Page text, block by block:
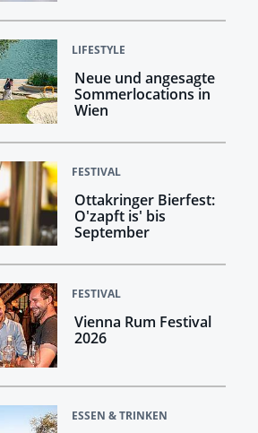
LIFESTYLE
Neue und angesagte
Sommerlocations in
Wien
FESTIVAL
Ottakringer Bierfest:
O'zapft is' bis
September
FESTIVAL
Vienna Rum Festival
2026
ESSEN & TRINKEN